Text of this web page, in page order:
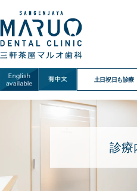
土日祝日も診療
診療